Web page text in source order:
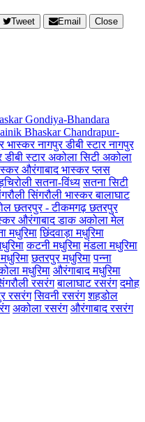
Tweet Email
Close
Gondiya-Bhandara
Bhaskar Chandrapur-
भास्करनागपुर डीबी स्टारनागपुर
स्टारअकोला सिटी अकोला
औरंगाबाद भास्कर प्लस
सतना-विंध्य सतना सिटी
सिंगरौली भास्करबालाघाट
छतरपुर - टीकमगढ़छतरपुर
औरंगाबाद डाकअकोला मेल
मधुरिमा छिंदवाड़ा मधुरिमा
कटनी मधुरिमा मंडला मधुरिमा
छतरपुर मधुरिमा पन्ना
मधुरिमा औरंगाबाद मधुरिमा
रसरंग बालाघाट रसरंग दमोह
रसरंग सिवनी रसरंग शहडोल
अकोला रसरंग औरंगाबाद रसरंग